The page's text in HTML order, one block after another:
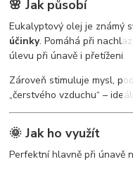
🌸 Jak působí
Eukalyptový olej je známý
účinky. Pomáhá při
úlevu při únavě i přetížení.
Zároveň stimuluje mysl,
„čerstvého vzduchu“ –
🌞 Jak ho využít
Perfektní hlavně při únavě